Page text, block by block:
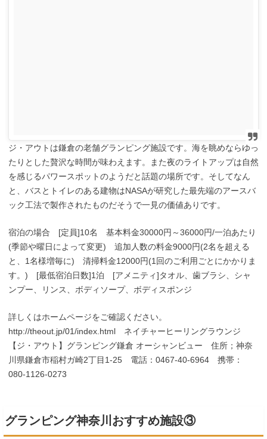
ジ・アウトは鎌倉の老舗グランピング施設です。海を眺めならゆっ
たりとした贅沢な時間が味わえます。また夜のライトアップは自然
を感じるパワースポットのようだと話題の場所です。そしてなん
と、バスとトイレのある建物はNASAが研究した最先端のアースバ
ック工法で製作されたものだそうで一見の価値ありです。
宿泊の場合 [定員]10名 基本料金30000円～36000円/一泊あたり
(季節や曜日によって変更) 追加人数の料金9000円(2名を超える
と、1名様増毎に) 清掃料金12000円(1回のご利用ごとにかかりま
す。) [最低宿泊日数]1泊 [アメニティ]タオル、歯ブラシ、シャ
ンプー、リンス、ボディソープ、ボディスポンジ
詳しくはホームページをご確認ください。
http://theout.jp/01/index.html ネイチャーヒーリングラウンジ
【ジ・アウト】グランピング鎌倉 オーシャンビュー 住所；神奈
川県鎌倉市稲村ガ崎2丁目1-25 電話：0467-40-6964 携帯：
080-1126-0273
グランピング神奈川おすすめ施設③